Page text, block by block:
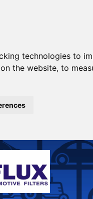
technologies to
the website, to